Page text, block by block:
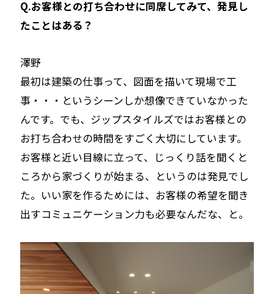
Q.お客様との打ち合わせに同席してみて、発見し
たことはある？
――澤野
最初は建築の仕事って、図面を描いて現場で工
事・・・というシーンしか想像できていなかった
んです。でも、ジップスタイルズではお客様との
お打ち合わせの時間をすごく大切にしています。
お客様と近い目線に立って、じっくり話を聞くと
ころから家づくりが始まる、というのは発見でし
た。いい家を作るためには、お客様の希望を聞き
出すコミュニケーション力も必要なんだな、と。